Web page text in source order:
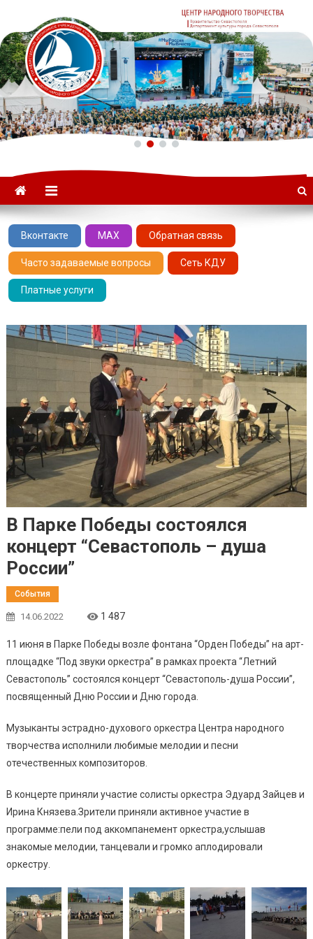
ГАУК «ЦНТ» –
Севастопольский Центр
народного творчества
Вконтакте MAX Обратная связь
Часто задаваемые вопросы Сеть КДУ
Платные услуги
В Парке Победы состоялся
концерт “Севастополь – душа
России”
События
14.06.2022 1 487
11 июня в Парке Победы возле фонтана “Орден Победы” на арт-
площадке “Под звуки оркестра” в рамках проекта “Летний
Севастополь” состоялся концерт “Севастополь-душа России”,
посвященный Дню России и Дню города.
Музыканты эстрадно-духового оркестра Центра народного
творчества исполнили любимые мелодии и песни
отечественных композиторов.
В концерте приняли участие солисты оркестра Эдуард Зайцев и
Ирина Князева.Зрители приняли активное участие в
программе:пели под аккомпанемент оркестра,услышав
знакомые мелодии, танцевали и громко аплодировали
оркестру.